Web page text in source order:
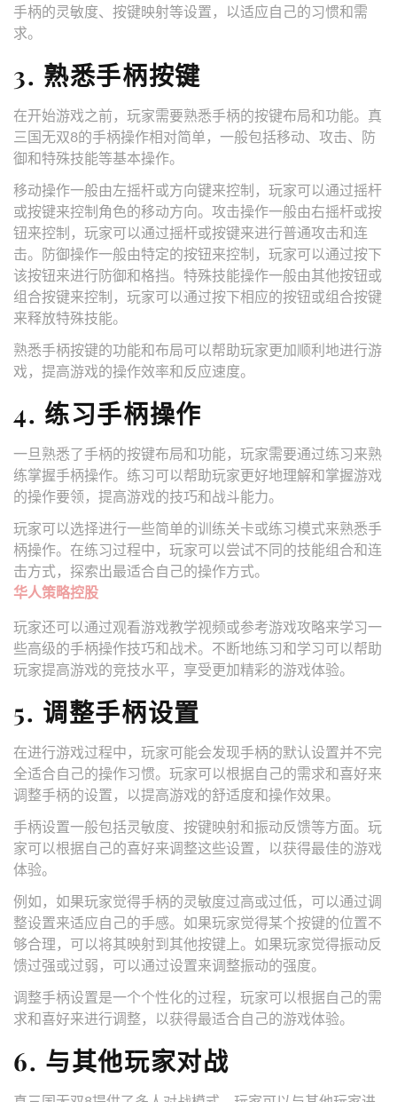
手柄的灵敏度、按键映射等设置，以适应自己的习惯和需
求。
3. 熟悉手柄按键
在开始游戏之前，玩家需要熟悉手柄的按键布局和功能。真
三国无双8的手柄操作相对简单，一般包括移动、攻击、防
御和特殊技能等基本操作。
移动操作一般由左摇杆或方向键来控制，玩家可以通过摇杆
或按键来控制角色的移动方向。攻击操作一般由右摇杆或按
钮来控制，玩家可以通过摇杆或按键来进行普通攻击和连
击。防御操作一般由特定的按钮来控制，玩家可以通过按下
该按钮来进行防御和格挡。特殊技能操作一般由其他按钮或
组合按键来控制，玩家可以通过按下相应的按钮或组合按键
来释放特殊技能。
熟悉手柄按键的功能和布局可以帮助玩家更加顺利地进行游
戏，提高游戏的操作效率和反应速度。
4. 练习手柄操作
一旦熟悉了手柄的按键布局和功能，玩家需要通过练习来熟
练掌握手柄操作。练习可以帮助玩家更好地理解和掌握游戏
的操作要领，提高游戏的技巧和战斗能力。
玩家可以选择进行一些简单的训练关卡或练习模式来熟悉手
柄操作。在练习过程中，玩家可以尝试不同的技能组合和连
击方式，探索出最适合自己的操作方式。
华人策略控股
玩家还可以通过观看游戏教学视频或参考游戏攻略来学习一
些高级的手柄操作技巧和战术。不断地练习和学习可以帮助
玩家提高游戏的竞技水平，享受更加精彩的游戏体验。
5. 调整手柄设置
在进行游戏过程中，玩家可能会发现手柄的默认设置并不完
全适合自己的操作习惯。玩家可以根据自己的需求和喜好来
调整手柄的设置，以提高游戏的舒适度和操作效果。
手柄设置一般包括灵敏度、按键映射和振动反馈等方面。玩
家可以根据自己的喜好来调整这些设置，以获得最佳的游戏
体验。
例如，如果玩家觉得手柄的灵敏度过高或过低，可以通过调
整设置来适应自己的手感。如果玩家觉得某个按键的位置不
够合理，可以将其映射到其他按键上。如果玩家觉得振动反
馈过强或过弱，可以通过设置来调整振动的强度。
调整手柄设置是一个个性化的过程，玩家可以根据自己的需
求和喜好来进行调整，以获得最适合自己的游戏体验。
6. 与其他玩家对战